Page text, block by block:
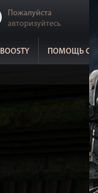
Пожалуйста
авторизуйтесь
BOOSTY ПОМОЩЬ